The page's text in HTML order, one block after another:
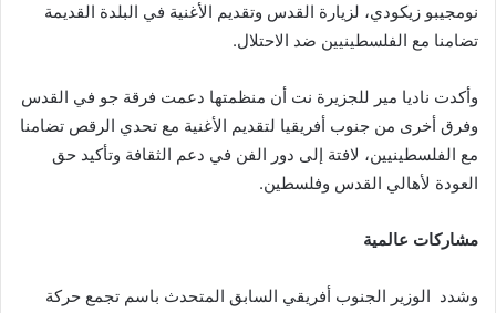
نومجيبو زيكودي، لزيارة القدس وتقديم الأغنية في البلدة القديمة
تضامنا مع الفلسطينيين ضد الاحتلال.
وأكدت ناديا مير للجزيرة نت أن منظمتها دعمت فرقة جو في القدس
وفرق أخرى من جنوب أفريقيا لتقديم الأغنية مع تحدي الرقص تضامنا
مع الفلسطينيين، لافتة إلى دور الفن في دعم الثقافة وتأكيد حق
العودة لأهالي القدس وفلسطين.
مشاركات عالمية
وشدد الوزير الجنوب أفريقي السابق المتحدث باسم تجمع حركة